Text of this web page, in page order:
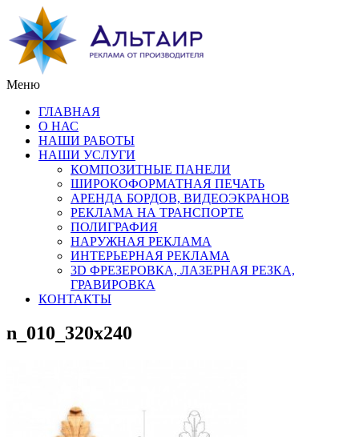
Меню
ГЛАВНАЯ
О НАС
НАШИ РАБОТЫ
НАШИ УСЛУГИ
КОМПОЗИТНЫЕ ПАНЕЛИ
ШИРОКОФОРМАТНАЯ ПЕЧАТЬ
АРЕНДА БОРДОВ, ВИДЕОЭКРАНОВ
РЕКЛАМА НА ТРАНСПОРТЕ
ПОЛИГРАФИЯ
НАРУЖНАЯ РЕКЛАМА
ИНТЕРЬЕРНАЯ РЕКЛАМА
3D ФРЕЗЕРОВКА, ЛАЗЕРНАЯ РЕЗКА,
ГРАВИРОВКА
КОНТАКТЫ
n_010_320x240